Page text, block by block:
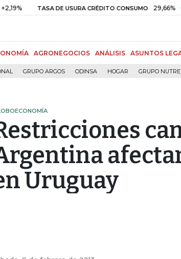
TASA DE USURA CRÉDITO CONSUMO 29,66% +0,87%
AGRONEGOCIOS ANÁLISIS ASUNTOS
GRUPO ARGOS ODINSA HOGAR GRUPO
Uruguay